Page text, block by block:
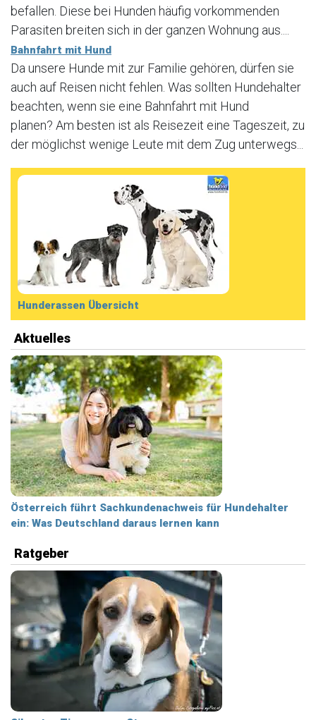
befallen. Diese bei Hunden häufig vorkommenden
Parasiten breiten sich in der ganzen Wohnung aus....
Bahnfahrt mit Hund
Da unsere Hunde mit zur Familie gehören, dürfen sie
auch auf Reisen nicht fehlen. Was sollten Hundehalter
beachten, wenn sie eine Bahnfahrt mit Hund
planen? Am besten ist als Reisezeit eine Tageszeit, zu
der möglichst wenige Leute mit dem Zug unterwegs...
Hunderassen Übersicht
Aktuelles
Österreich führt Sachkundenachweis für Hundehalter
ein: Was Deutschland daraus lernen kann
Ratgeber